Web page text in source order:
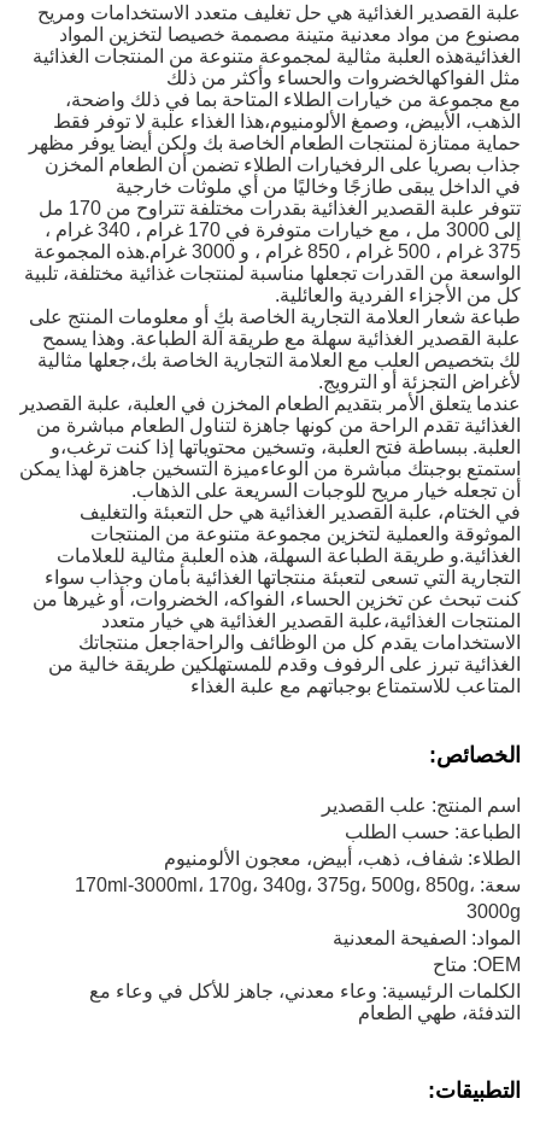
علبة القصدير الغذائية هي حل تغليف متعدد الاستخدامات ومريح
مصنوع من مواد معدنية متينة مصممة خصيصا لتخزين المواد
الغذائيةهذه العلبة مثالية لمجموعة متنوعة من المنتجات الغذائية
مثل الفواكهالخضروات والحساء وأكثر من ذلك
مع مجموعة من خيارات الطلاء المتاحة بما في ذلك واضحة،
الذهب، الأبيض، وصمغ الألومنيوم،هذا الغذاء علبة لا توفر فقط
حماية ممتازة لمنتجات الطعام الخاصة بك ولكن أيضا يوفر مظهر
جذاب بصريا على الرفخيارات الطلاء تضمن أن الطعام المخزن
في الداخل يبقى طازجًا وخاليًا من أي ملوثات خارجية
تتوفر علبة القصدير الغذائية بقدرات مختلفة تتراوح من 170 مل
إلى 3000 مل ، مع خيارات متوفرة في 170 غرام ، 340 غرام ،
375 غرام ، 500 غرام ، 850 غرام ، و 3000 غرام.هذه المجموعة
الواسعة من القدرات تجعلها مناسبة لمنتجات غذائية مختلفة، تلبية
كل من الأجزاء الفردية والعائلية.
طباعة شعار العلامة التجارية الخاصة بك أو معلومات المنتج على
علبة القصدير الغذائية سهلة مع طريقة آلة الطباعة. وهذا يسمح
لك بتخصيص العلب مع العلامة التجارية الخاصة بك،جعلها مثالية
لأغراض التجزئة أو الترويج.
عندما يتعلق الأمر بتقديم الطعام المخزن في العلبة، علبة القصدير
الغذائية تقدم الراحة من كونها جاهزة لتناول الطعام مباشرة من
العلبة. ببساطة فتح العلبة، وتسخين محتوياتها إذا كنت ترغب،و
استمتع بوجبتك مباشرة من الوعاءميزة التسخين جاهزة لهذا يمكن
أن تجعله خيار مريح للوجبات السريعة على الذهاب.
في الختام، علبة القصدير الغذائية هي حل التعبئة والتغليف
الموثوقة والعملية لتخزين مجموعة متنوعة من المنتجات
الغذائية.و طريقة الطباعة السهلة، هذه العلبة مثالية للعلامات
التجارية التي تسعى لتعبئة منتجاتها الغذائية بأمان وجذاب سواء
كنت تبحث عن تخزين الحساء، الفواكه، الخضروات، أو غيرها من
المنتجات الغذائية،علبة القصدير الغذائية هي خيار متعدد
الاستخدامات يقدم كل من الوظائف والراحةاجعل منتجاتك
الغذائية تبرز على الرفوف وقدم للمستهلكين طريقة خالية من
المتاعب للاستمتاع بوجباتهم مع علبة الغذاء
الخصائص:
اسم المنتج: علب القصدير
الطباعة: حسب الطلب
الطلاء: شفاف، ذهب، أبيض، معجون الألومنيوم
سعة: 170ml-3000ml، 170g، 340g، 375g، 500g، 850g،
3000g
المواد: الصفيحة المعدنية
OEM: متاح
الكلمات الرئيسية: وعاء معدني، جاهز للأكل في وعاء مع
التدفئة، طهي الطعام
التطبيقات: